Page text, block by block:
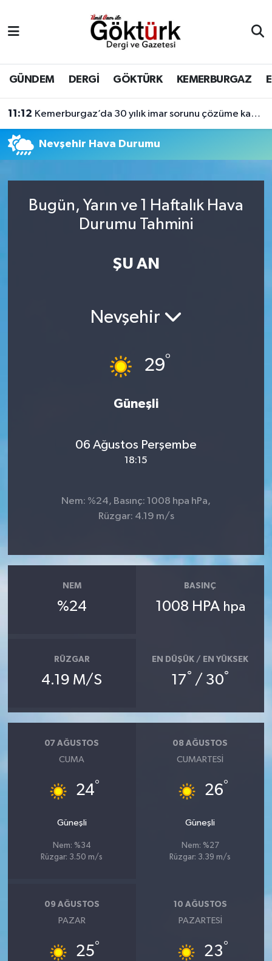
GÜNDEM DERGİ GÖKTÜRK KEMERBURGAZ
11:12 Kemerburgaz’da 30 yılık imar sorunu çözüme kavuşuyor
Nevşehir Hava Durumu
Bugün, Yarın ve 1 Haftalık Hava
Durumu Tahmini
ŞU AN
Nevşehir
29°
Güneşli
06 Ağustos Perşembe
18:15
Nem: %24, Basınç: 1008 hpa hPa,
Rüzgar: 4.19 m/s
NEM
%24
BASINÇ
1008 HPA hpa
RÜZGAR
4.19 M/S
EN DÜŞÜK / EN YÜKSEK
17° / 30°
07 AĞUSTOS
CUMA
24°
Güneşli
Nem: %34
Rüzgar: 3.50 m/s
08 AĞUSTOS
CUMARTESI
26°
Güneşli
Nem: %27
Rüzgar: 3.39 m/s
09 AĞUSTOS
PAZAR
25°
10 AĞUSTOS
PAZARTESI
23°
BİLİM
DERGİ
DÜNYA
EKONOMİ
GÖKTÜRK
KÜLTÜR - SANAT
Eyüpsultan Hava Durumu
Eyüpsultan Trafik Yoğunluk Haritası
Süper Lig Puan Durumu ve Fikstür
Tüm Manşetler
Haber Arşivi